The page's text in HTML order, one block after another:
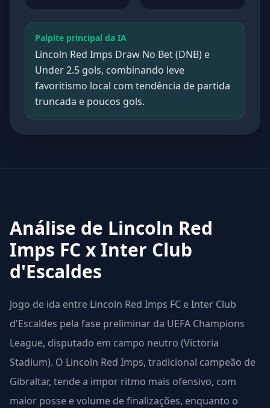
Palpite principal da IA
Lincoln Red Imps Draw No Bet (DNB) e
Under 2.5 gols, combinando leve
favoritismo local com tendência de partida
truncada e poucos gols.
Análise de Lincoln Red
Imps FC x Inter Club
d'Escaldes
Jogo de ida entre Lincoln Red Imps FC e Inter Club
d'Escaldes pela fase preliminar da UEFA Champions
League, disputado em campo neutro (Victoria
Stadium). O Lincoln Red Imps, tradicional campeão de
Gibraltar, tende a impor ritmo mais ofensivo, com
maior posse e volume de finalizações, enquanto o